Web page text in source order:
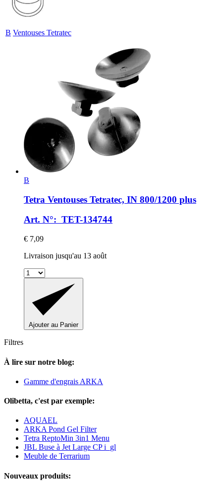
B Ventouses Tetratec
B
Tetra Ventouses Tetratec, IN 800/1200 plus
Art. N°: TET-134744
€ 7,09
Livraison jusqu'au 13 août
Ajouter au Panier
Filtres
À lire sur notre blog:
Gamme d'engrais ARKA
Olibetta, c'est par exemple:
AQUAEL
ARKA Pond Gel Filter
Tetra ReptoMin 3in1 Menu
JBL Buse à Jet Large CP i_gl
Meuble de Terrarium
Nouveaux produits: